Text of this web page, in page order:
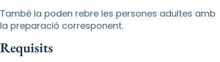
També la poden rebre les persones adultes amb
la preparació corresponent.
Requisits